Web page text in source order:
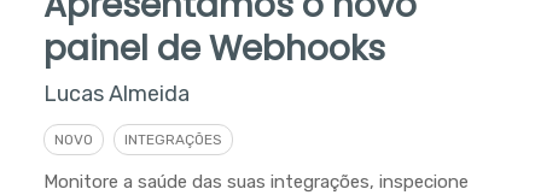
painel de Webhooks
Lucas Almeida
NOVO INTEGRAÇÕES
Monitore a saúde das suas integrações, inspecione